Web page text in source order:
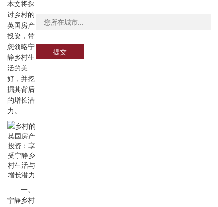
本文将探
讨乡村的
英国房产
投资，带
您领略宁
静乡村生
活的美
好，并挖
掘其背后
的增长潜
力。
一、
宁静乡村
提交